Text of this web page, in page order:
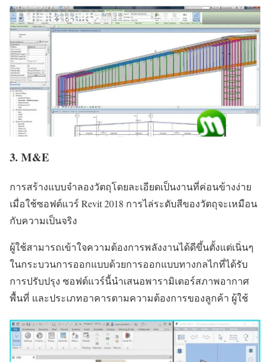
3. M&E
การสร้างแบบจำลองวัตถุโดยละเอียดเป็นงานที่ค่อนข้างง่าย
เมื่อใช้ซอฟต์แวร์ Revit 2018 การไล่ระดับสีของวัตถุจะเหมือน
กับความเป็นจริง
ผู้ใช้สามารถเข้าใจความต้องการพลังงานได้ดีขึ้นตั้งแต่เนิ่นๆ
ในกระบวนการออกแบบด้วยการออกแบบทางกลไกที่ได้รับ
การปรับปรุง ซอฟต์แวร์นี้นำเสนอพารามิเตอร์สภาพอากาศ
พื้นที่ และประเภทอาคารตามความต้องการของลูกค้า ผู้ใช้